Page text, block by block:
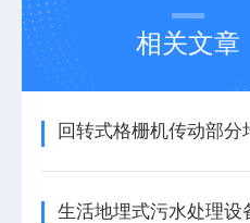
相关文章